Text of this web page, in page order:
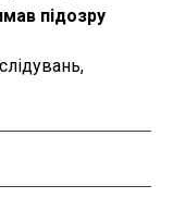
підозру